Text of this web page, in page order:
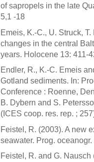
of sapropels in the late
5,1 -18
Emeis, K.-C., U. Struck,
changes in the central
years. Holocene 13: 411-
Endler, R., K.-C. Emeis
Gotland sediments. In:
Conference : Roenne,
B. Dybern and S.
(ICES coop. res. rep. ;
Feistel, R. (2003). A new
seawater. Prog. oceanogr.
Feistel, R. and G.